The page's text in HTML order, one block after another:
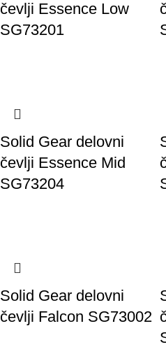
čevlji Essence Low
SG73201
Solid Gear delovni
čevlji Essence Mid
SG73204
Solid Gear delovni
čevlji Falcon SG73002